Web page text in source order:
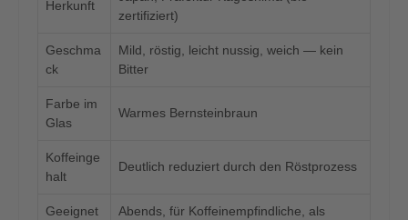
Herkunft
zertifiziert)
Geschma
ck
Mild, röstig, leicht nussig, weich — kein
Bitter
Farbe im
Glas
Warmes Bernsteinbraun
Koffeinge
halt
Deutlich reduziert durch den Röstprozess
Geeignet
Abends, für Koffeinempfindliche, als